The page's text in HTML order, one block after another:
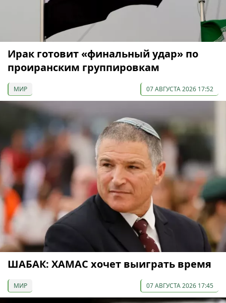
Ирак готовит «финальный удар» по
проиранским группировкам
МИР 07 АВГУСТА 2026 17:52
ШАБАК: ХАМАС хочет выиграть время
МИР 07 АВГУСТА 2026 17:45